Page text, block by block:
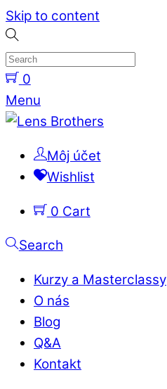
Skip to content
0
Menu
Môj účet
Wishlist
0 Cart
Search
Kurzy a Masterclassy
O nás
Blog
Q&A
Kontakt